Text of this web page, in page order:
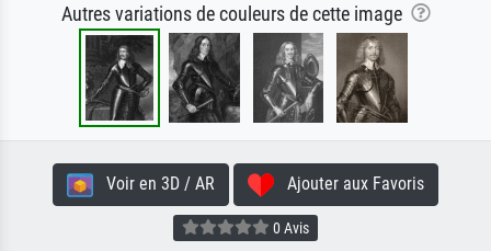
Autres variations de couleurs de cette image
Voir en 3D / AR Ajouter aux Favoris
0 Avis